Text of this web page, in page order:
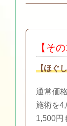
【その
【ほぐ
通常価
施術を
1,500円